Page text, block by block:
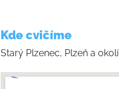
Kde cvičíme
Starý Plzenec, Plzeň a okolí